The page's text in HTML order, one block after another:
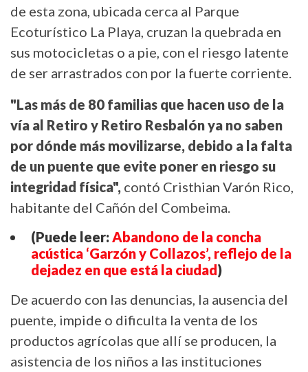
de esta zona, ubicada cerca al Parque
Ecoturístico La Playa, cruzan la quebrada en
sus motocicletas o a pie, con el riesgo latente
de ser arrastrados con por la fuerte corriente.
"Las más de 80 familias que hacen uso de la
vía al Retiro y Retiro Resbalón ya no saben
por dónde más movilizarse, debido a la falta
de un puente que evite poner en riesgo su
integridad física", contó Cristhian Varón Rico,
habitante del Cañón del Combeima.
(Puede leer:Abandono de la concha
acústica ‘Garzón y Collazos’, reflejo de la
dejadez en que está la ciudad)
De acuerdo con las denuncias, la ausencia del
puente, impide o dificulta la venta de los
productos agrícolas que allí se producen, la
asistencia de los niños a las instituciones